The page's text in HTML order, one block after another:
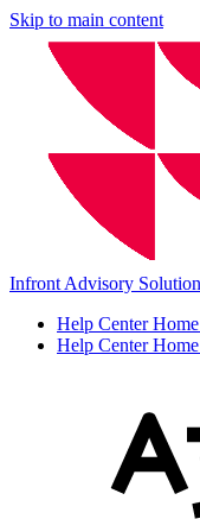
Skip to main content
Infront Advisory Solution
Help Center
Help Center